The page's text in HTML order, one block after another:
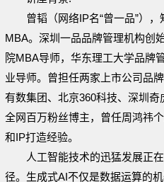
曾韬（网络IP名“曾一品”）
MBA。深圳一品品牌管理机构创
院MBA导师，华东理工大学品牌
业导师。曾担任两家上市公司品
有数集团、北京360科技、深圳奇
全网百万粉丝博主，曾任周鸿祎
和IP打造经验。
人工智能技术的迅猛发展正
径。生成式AI不仅是数据运算的